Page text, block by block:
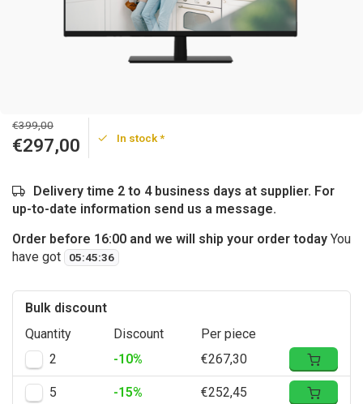
€399,00
€297,00 In stock *
Delivery time 2 to 4 business days at supplier. For
up-to-date information send us a message.
Order before 16:00 and we will ship your order today You
have got
05:45:36
Bulk discount
Quantity
Discount
Per piece
2
-10% €267,30
5 -15% €252,45